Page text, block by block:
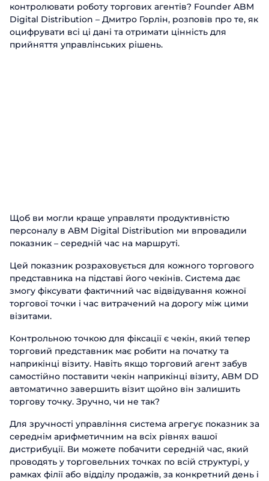
контролювати роботу торгових агентів? Founder ABM
Digital Distribution – Дмитро Горлін, розповів про те, як
оцифрувати всі ці дані та отримати цінність для
прийняття управлінських рішень.
Щоб ви могли краще управляти продуктивністю
персоналу в ABM Digital Distribution ми впровадили
показник – середній час на маршруті.
Цей показник розраховується для кожного торгового
представника на підставі його чекінів. Система дає
змогу фіксувати фактичний час відвідування кожної
торгової точки і час витрачений на дорогу між цими
візитами.
Контрольною точкою для фіксації є чекін, який тепер
торговий представник має робити на початку та
наприкінці візиту. Навіть якщо торговий агент забув
самостійно поставити чекін наприкінці візиту, ABM DD
автоматично завершить візит щойно він залишить
торгову точку. Зручно, чи не так?
Для зручності управління система агрегує показник за
середнім арифметичним на всіх рівнях вашої
дистрибуції. Ви можете побачити середній час, який
проводять у торговельних точках по всій структурі, у
рамках філії або відділу продажів, за конкретний день і